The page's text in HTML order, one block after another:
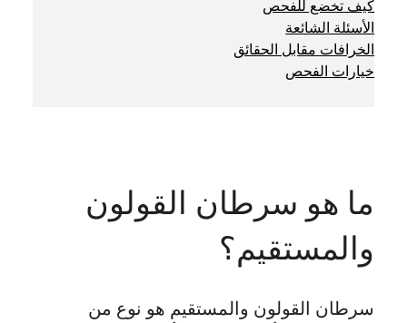
كيف تخضع للفحص
الأسئلة الشائعة
الخرافات مقابل الحقائق
خيارات الفحص
ما هو سرطان القولون
والمستقيم؟
سرطان القولون والمستقيم هو نوع من